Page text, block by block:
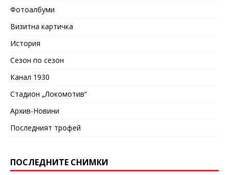
Фотоалбуми
Визитна картичка
История
Сезон по сезон
Канал 1930
Стадион „Локомотив“
Архив-Новини
Последният трофей
ПОСЛЕДНИТЕ СНИМКИ